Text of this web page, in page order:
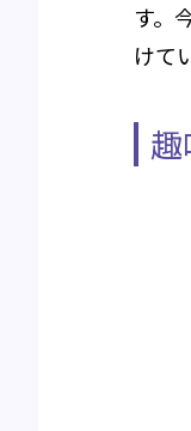
す。
けて